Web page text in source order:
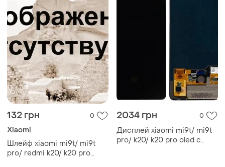
132 грн 0
Xiaomi
Шлейф xiaomi mi9t/ mi9t
pro/ redmi k20/ k20 pro
2034 грн 0
Дисплей xiaomi mi9t/ mi9t
pro/ k20/ k20 pro oled с